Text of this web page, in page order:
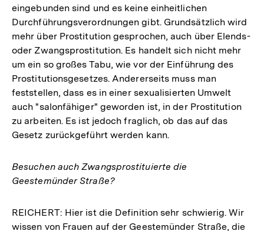
eingebunden sind und es keine einheitlichen
Durchführungsverordnungen gibt. Grundsätzlich wird
mehr über Prostitution gesprochen, auch über Elends-
oder Zwangsprostitution. Es handelt sich nicht mehr
um ein so großes Tabu, wie vor der Einführung des
Prostitutionsgesetzes. Andererseits muss man
feststellen, dass es in einer sexualisierten Umwelt
auch "salonfähiger" geworden ist, in der Prostitution
zu arbeiten. Es ist jedoch fraglich, ob das auf das
Gesetz zurückgeführt werden kann.
Besuchen auch Zwangsprostituierte die
Geestemünder Straße?
REICHERT: Hier ist die Definition sehr schwierig. Wir
wissen von Frauen auf der Geestemünder Straße, die